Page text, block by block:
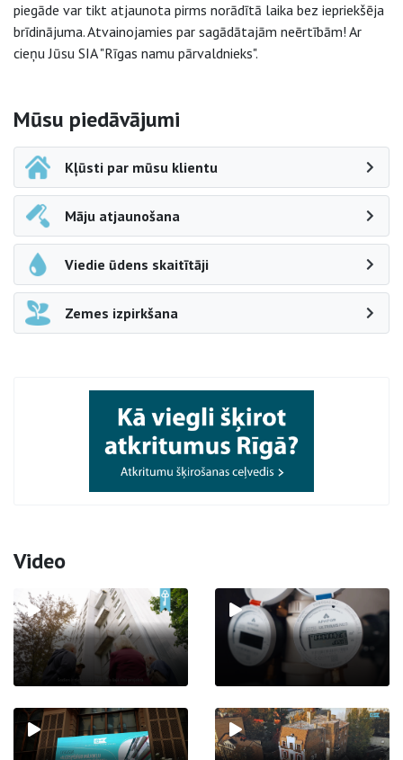
piegāde var tikt atjaunota pirms norādītā laika bez iepriekšēja
brīdinājuma. Atvainojamies par sagādātajām neērtībām! Ar
cieņu Jūsu SIA "Rīgas namu pārvaldnieks".
Sāna navigācija
Mūsu piedāvājumi
Kļūsti par mūsu klientu
Māju atjaunošana
Viedie ūdens skaitītāji
Zemes izpirkšana
Video